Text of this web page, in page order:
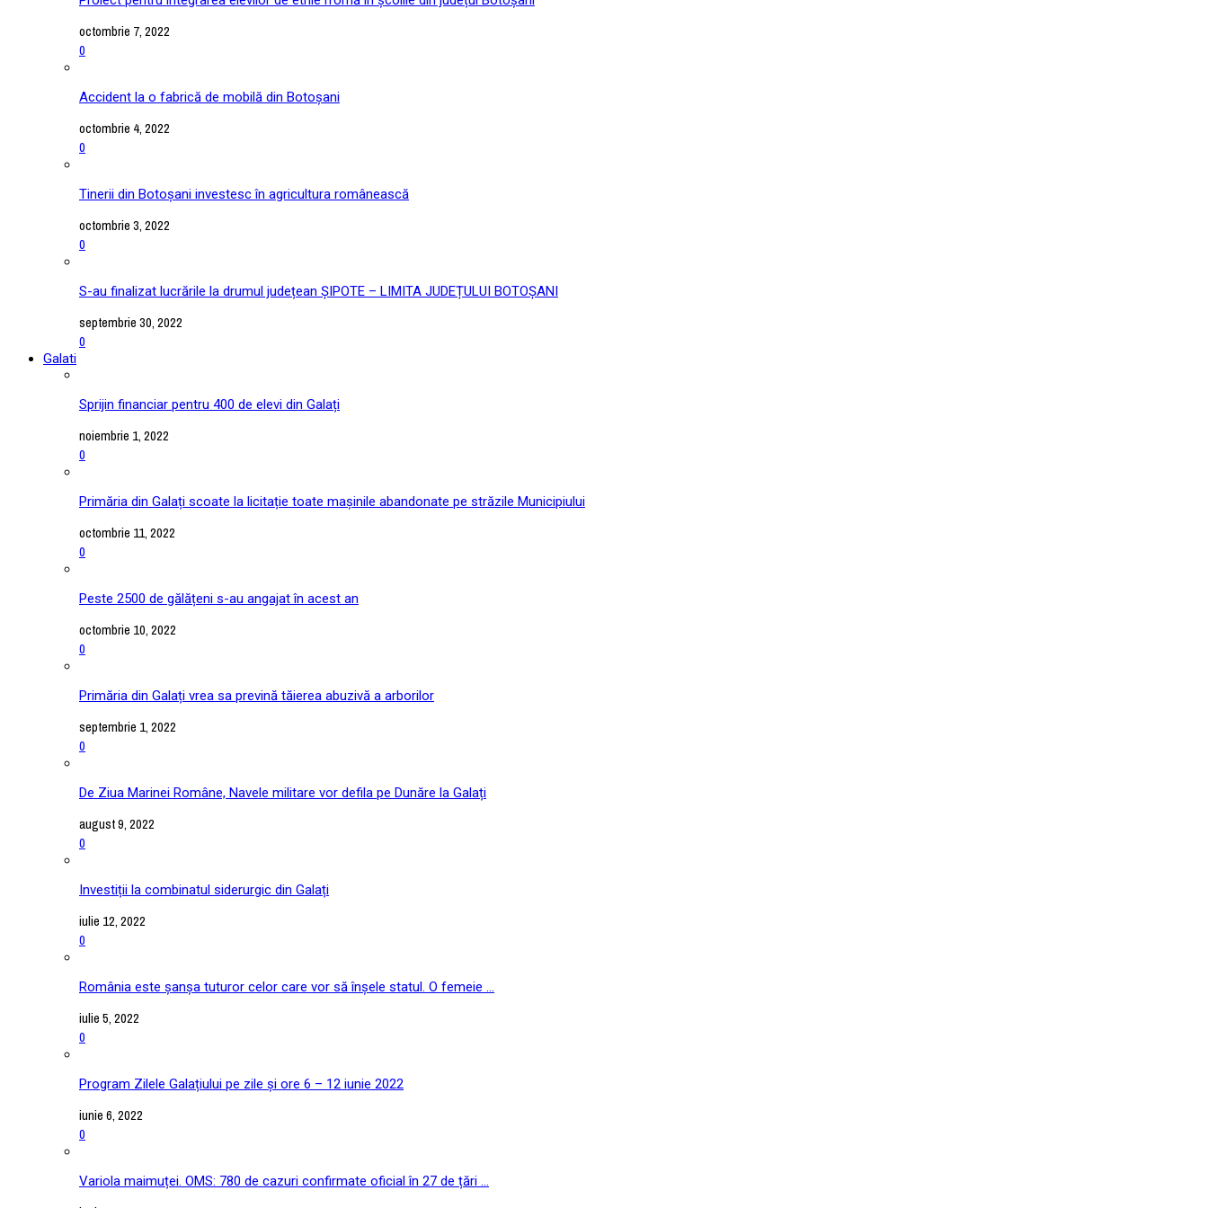
octombrie 7, 2022
0
Accident la o fabrică de mobilă din Botoșani
octombrie 4, 2022
0
Tinerii din Botoșani investesc în agricultura românească
octombrie 3, 2022
0
S-au finalizat lucrările la drumul județean ȘIPOTE – LIMITA JUDEȚULUI BOTOȘANI
septembrie 30, 2022
0
Galati
Sprijin financiar pentru 400 de elevi din Galați
noiembrie 1, 2022
0
Primăria din Galați scoate la licitație toate mașinile abandonate pe străzile Municipiului
octombrie 11, 2022
0
Peste 2500 de gălățeni s-au angajat în acest an
octombrie 10, 2022
0
Primăria din Galați vrea sa prevină tăierea abuzivă a arborilor
septembrie 1, 2022
0
De Ziua Marinei Române, Navele militare vor defila pe Dunăre la Galați
august 9, 2022
0
Investiții la combinatul siderurgic din Galați
iulie 12, 2022
0
România este șanșa tuturor celor care vor să înșele statul. O femeie ...
iulie 5, 2022
0
Program Zilele Galațiului pe zile și ore 6 – 12 iunie 2022
iunie 6, 2022
0
Variola maimuței. OMS: 780 de cazuri confirmate oficial în 27 de țări ...